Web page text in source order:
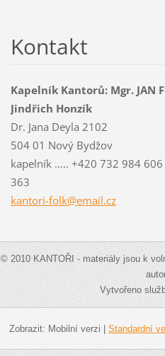
Kontakt
Kapelník Kantorů: Mgr. JAN
Jindřich Honzík
Dr. Jana Deyla 2102
504 01 Nový Bydžov
kapelník ..... +420 732 984
363
kantori-folk@email.cz
© 2010 KANTOŘI - materiály jsou k
Vytvořeno
Zobrazit: Mobilní verzi Standardní